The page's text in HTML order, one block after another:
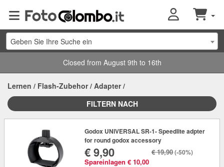
Geben Sie Ihre Suche ein
Closed from August 9th to 16th
Lernen / Flash-Zubehor/ Adapter/
FILTERN NACH
Godox UNIVERSAL SR-1- Speedlite adpter
for round godox accessory
€ 9,90
Spareinlagen € 10,00
€ 19,90(-50%)